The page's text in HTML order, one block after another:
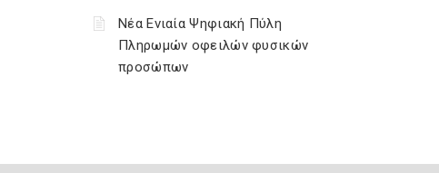
Νέα Ενιαία Ψηφιακή Πύλη
Πληρωμών οφειλών φυσικών
προσώπων